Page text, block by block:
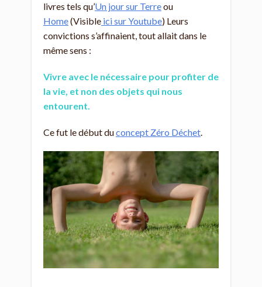
livres tels qu’Un jour sur Terreou
Home(Visible ici sur Youtube) Leurs
convictions s’affinaient, tout allait dans le
même sens :
Vivre avec le nécessaire pour profiter de
la vie, et non des objets qui nous
entourent.
Ce fut le début duconcept Zéro Déchet.